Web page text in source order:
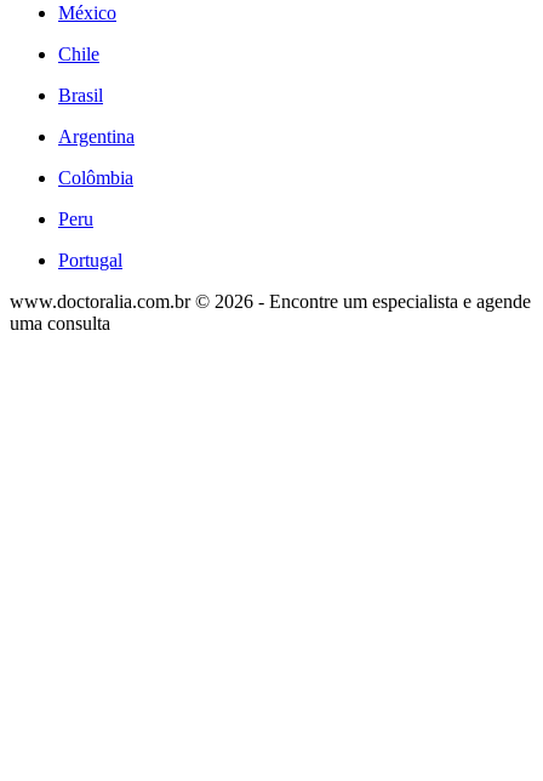
México
Chile
Brasil
Argentina
Colômbia
Peru
Portugal
www.doctoralia.com.br © 2026 - Encontre um especialista e agende
uma consulta